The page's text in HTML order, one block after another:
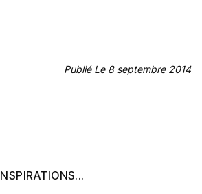
Publié Le 8 septembre 2014